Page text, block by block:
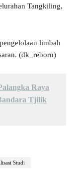
Tangkiling,
limbah
(dk_reborn)
Raya
Tjilik
Studi